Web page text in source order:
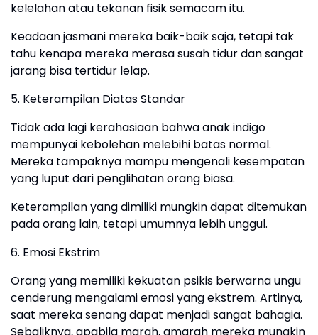
kelelahan atau tekanan fisik semacam itu.
Keadaan jasmani mereka baik-baik saja, tetapi tak
tahu kenapa mereka merasa susah tidur dan sangat
jarang bisa tertidur lelap.
5. Keterampilan Diatas Standar
Tidak ada lagi kerahasiaan bahwa anak indigo
mempunyai kebolehan melebihi batas normal.
Mereka tampaknya mampu mengenali kesempatan
yang luput dari penglihatan orang biasa.
Keterampilan yang dimiliki mungkin dapat ditemukan
pada orang lain, tetapi umumnya lebih unggul.
6. Emosi Ekstrim
Orang yang memiliki kekuatan psikis berwarna ungu
cenderung mengalami emosi yang ekstrem. Artinya,
saat mereka senang dapat menjadi sangat bahagia.